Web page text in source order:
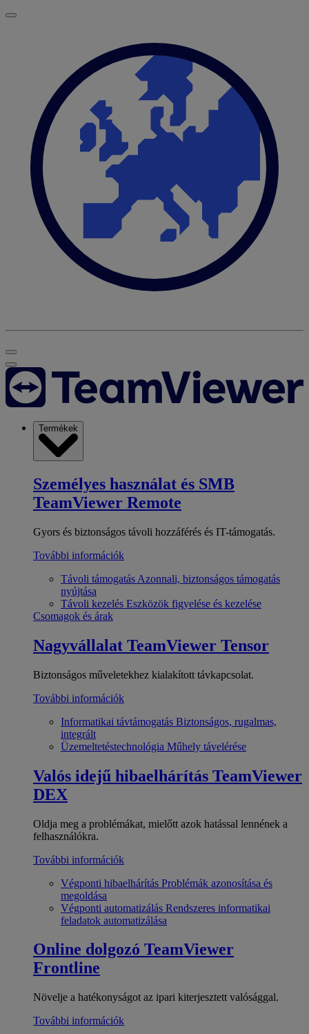
Termékek
Személyes használat és SMB
TeamViewer Remote
Gyors és biztonságos távoli hozzáférés és IT-támogatás.
További információk
Távoli támogatás Azonnali, biztonságos támogatás
nyújtása
Távoli kezelés Eszközök figyelése és kezelése
Csomagok és árak
Nagyvállalat TeamViewer Tensor
Biztonságos műveletekhez kialakított távkapcsolat.
További információk
Informatikai távtámogatás Biztonságos, rugalmas,
integrált
Üzemeltetéstechnológia Műhely távelérése
Valós idejű hibaelhárítás TeamViewer
DEX
Oldja meg a problémákat, mielőtt azok hatással lennének a
felhasználókra.
További információk
Végponti hibaelhárítás Problémák azonosítása és
megoldása
Végponti automatizálás Rendszeres informatikai
feladatok automatizálása
Online dolgozó TeamViewer
Frontline
Növelje a hatékonyságot az ipari kiterjesztett valósággal.
További információk